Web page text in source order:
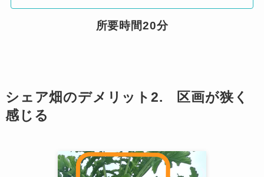
所要時間20分
シェア畑のデメリット2. 区画が狭く
感じる